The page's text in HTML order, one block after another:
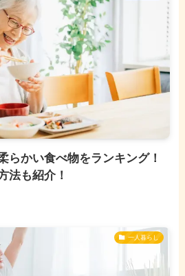
らかい食べ物をランキング！
法も紹介！
一人暮らし